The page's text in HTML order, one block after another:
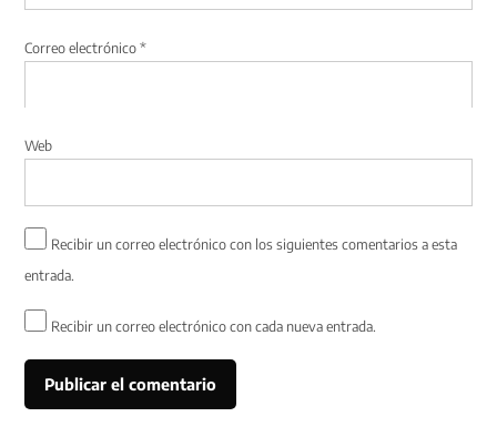
Correo electrónico*
Web
Recibir un correo electrónico con los siguientes comentarios a esta
entrada.
Recibir un correo electrónico con cada nueva entrada.